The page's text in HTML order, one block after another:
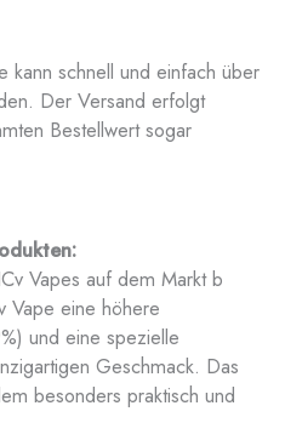
kann schnell und einfach über
Der Versand erfolgt
Bestellwert sogar
Vapes auf dem Markt b
Vape eine höhere
und eine spezielle
Geschmack. Das
besonders praktisch und